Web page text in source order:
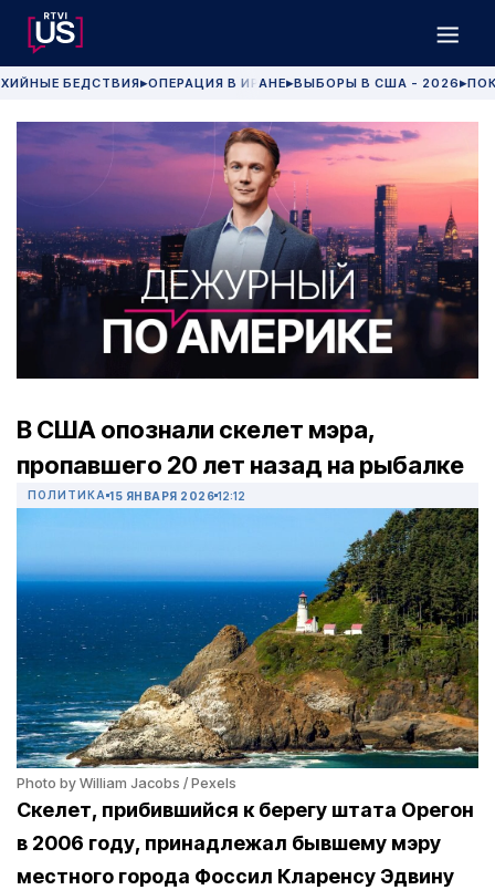
БЕДСТВИЯ▶ОПЕРАЦИЯ В ИРАНЕ▶ВЫБОРЫ В США - 2026 ▶
В США опознали скелет мэра,
пропавшего 20 лет назад на рыбалке
ПОЛИТИКА 15 ЯНВАРЯ 2026 12:12
Photo by William Jacobs / Pexels
Скелет, прибившийся к берегу штата Орегон
в 2006 году, принадлежал бывшему мэру
местного города Фоссил Кларенсу Эдвину